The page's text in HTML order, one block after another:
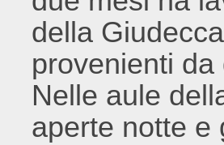
della
provenienti
Nelle aule
aperte notte e